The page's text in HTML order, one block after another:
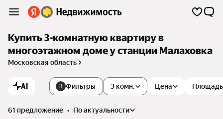
Купить 3-комнатную квартиру в
многоэтажном доме у станции Малаховка
Московская область
AI 3 Фильтры 3 комн. Цена Площадь
61 предложение •
по актуальности